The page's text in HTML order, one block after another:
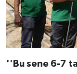
''Bu sene 6-7